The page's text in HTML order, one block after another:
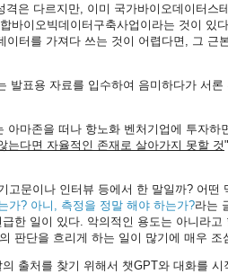
은 다르지만, 이미 국가바이오데이터스
바이오빅데이터구축사업이라는 것이 있
이터를 가져다 쓰는 것이 어렵다면, 그 근
발표용 자료를 입수하여 음미하다가 서론
아마존을 떠나 항노화 벤처기업에 투자하
는다면 자율적인 존재로 살아가지 못할 것
고문이나 인터뷰 등에서 한 말일까? 어떤
가? 아니, 측정을 정말 해야 하는가?라는
한 일이 있다. 악의적인 용도는 아니라고
판단을 흐리게 하는 일이 많기에 매우 조
출처를 찾기 위해서 챗GPT와 대화를 시